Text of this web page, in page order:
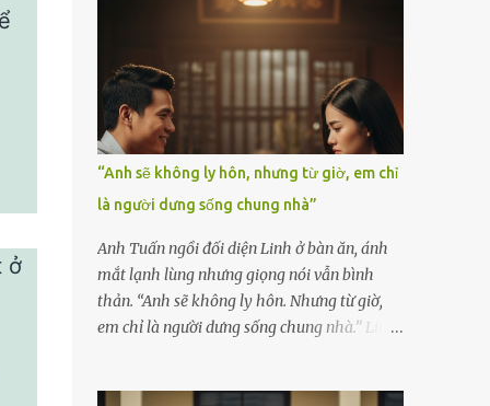
ở
“Anh sẽ không ly hôn, nhưng từ giờ, em chỉ
là người dưng sống chung nhà”
Anh Tuấn ngồi đối diện Linh ở bàn ăn, ánh
mắt lạnh lùng nhưng giọng nói vẫn bình
thản. “Anh sẽ không ly hôn. Nhưng từ giờ,
em chỉ là người dưng sống chung nhà.” Linh